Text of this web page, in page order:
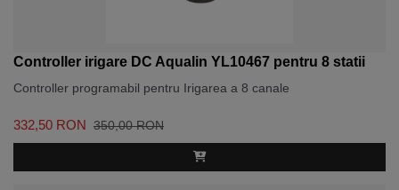
Controller irigare DC Aqualin YL10467 pentru 8 statii
Controller programabil pentru Irigarea a 8 canale
332,50 RON 350,00 RON